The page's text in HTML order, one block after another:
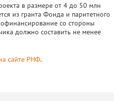
в размере от 4 до 50 млн
из гранта Фонда и паритетного
со стороны
должно составить не менее
сайте РНФ.